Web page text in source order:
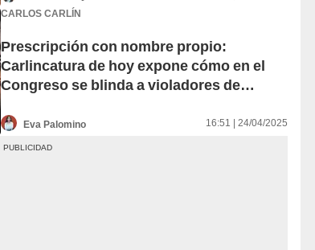
CARLOS CARLÍN
Prescripción con nombre propio:
Carlincatura de hoy expone cómo en el
Congreso se blinda a violadores de
Eva Palomino 16:51 | 24/04/2025